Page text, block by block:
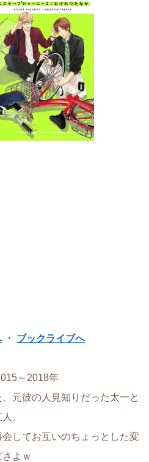
・ ブックライブへ
～2018年
元彼の人見知りだった太一と
。
してお互いのちょっとした変
よｗ